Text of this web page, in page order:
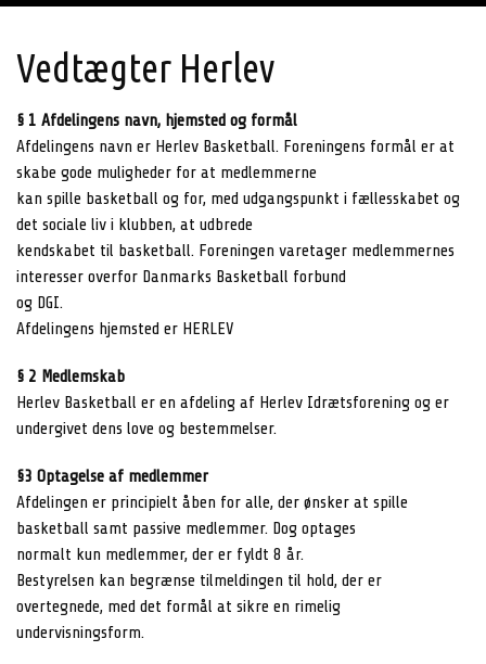
Vedtægter Herlev
§ 1 Afdelingens navn, hjemsted og formål
Afdelingens navn er Herlev Basketball. Foreningens formål er at
skabe gode muligheder for at medlemmerne
kan spille basketball og for, med udgangspunkt i fællesskabet og
det sociale liv i klubben, at udbrede
kendskabet til basketball. Foreningen varetager medlemmernes
interesser overfor Danmarks Basketball forbund
og DGI.
Afdelingens hjemsted er HERLEV
§ 2 Medlemskab
Herlev Basketball er en afdeling af Herlev Idrætsforening og er
undergivet dens love og bestemmelser.
§3 Optagelse af medlemmer
Afdelingen er principielt åben for alle, der ønsker at spille
basketball samt passive medlemmer. Dog optages
normalt kun medlemmer, der er fyldt 8 år.
Bestyrelsen kan begrænse tilmeldingen til hold, der er
overtegnede, med det formål at sikre en rimelig
undervisningsform.